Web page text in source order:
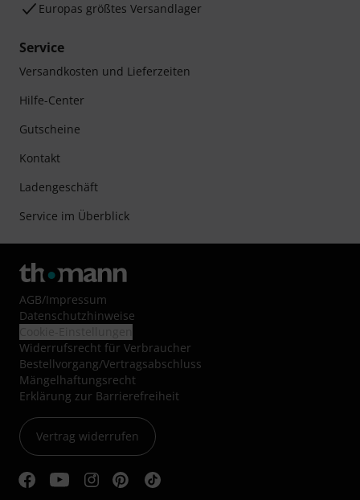
Europas größtes Versandlager
Service
Versandkosten und Lieferzeiten
Hilfe-Center
Gutscheine
Kontakt
Ladengeschäft
Service im Überblick
AGB/Impressum
Datenschutzhinweise
Widerrufsrecht für Verbraucher
Bestellvorgang/Vertragsabschluss
Mängelhaftungsrecht
Erklärung zur Barrierefreiheit
Vertrag widerrufen